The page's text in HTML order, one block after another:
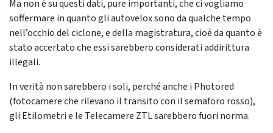
Ma non è su questi dati, pure importanti, che ci vogliamo
soffermare in quanto gli autovelox sono da qualche tempo
nell’occhio del ciclone, e della magistratura, cioè da quanto è
stato accertato che essi sarebbero considerati addirittura
illegali.
In verità non sarebbero i soli, perché anche i Photored
(fotocamere che rilevano il transito con il semaforo rosso),
gli Etilometri e le Telecamere ZTL sarebbero fuori norma.